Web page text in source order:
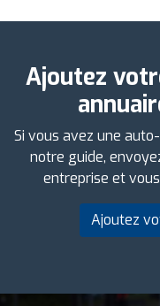
Ajoutez
Si vous avez une
notre guide,
entreprise et
Ajoutez